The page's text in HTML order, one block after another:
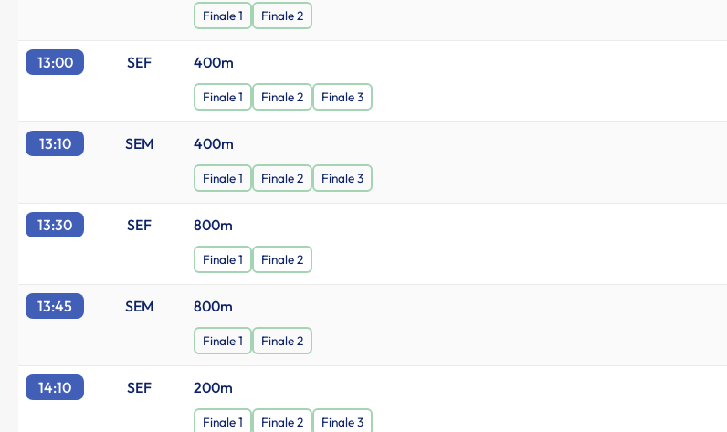
Finale 1 Finale 2
13:00 SEF 400m
Finale 1 Finale 2 Finale 3
13:10 SEM 400m
Finale 1 Finale 2 Finale 3
13:30 SEF 800m
Finale 1 Finale 2
13:45 SEM 800m
Finale 1 Finale 2
14:10 SEF 200m
Finale 1 Finale 2 Finale 3